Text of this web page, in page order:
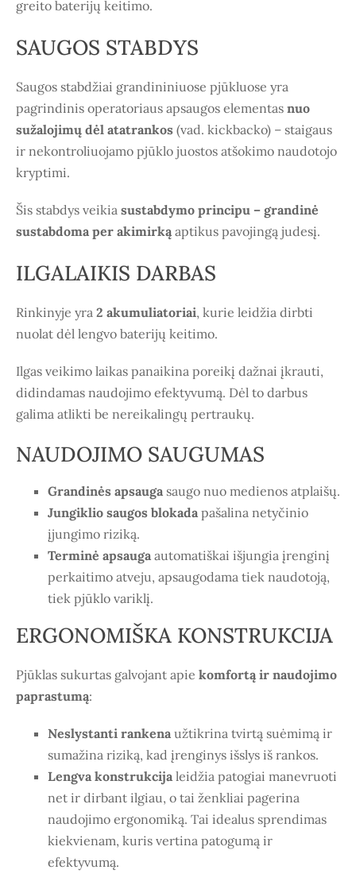
greito baterijų keitimo.
SAUGOS STABDYS
Saugos stabdžiai grandininiuose pjūkluose yra
pagrindinis operatoriaus apsaugos elementas nuo
sužalojimų dėl atatrankos (vad. kickbacko) – staigaus
ir nekontroliuojamo pjūklo juostos atšokimo naudotojo
kryptimi.
Šis stabdys veikia sustabdymo principu – grandinė
sustabdoma per akimirką aptikus pavojingą judesį.
ILGALAIKIS DARBAS
Rinkinyje yra 2 akumuliatoriai, kurie leidžia dirbti
nuolat dėl lengvo baterijų keitimo.
Ilgas veikimo laikas panaikina poreikį dažnai įkrauti,
didindamas naudojimo efektyvumą. Dėl to darbus
galima atlikti be nereikalingų pertraukų.
NAUDOJIMO SAUGUMAS
Grandinės apsauga saugo nuo medienos atplaišų.
Jungiklio saugos blokada pašalina netyčinio
įjungimo riziką.
Terminė apsauga automatiškai išjungia įrenginį
perkaitimo atveju, apsaugodama tiek naudotoją,
tiek pjūklo variklį.
ERGONOMIŠKA KONSTRUKCIJA
Pjūklas sukurtas galvojant apie komfortą ir naudojimo
paprastumą:
Neslystanti rankena užtikrina tvirtą suėmimą ir
sumažina riziką, kad įrenginys išslys iš rankos.
Lengva konstrukcija leidžia patogiai manevruoti
net ir dirbant ilgiau, o tai ženkliai pagerina
naudojimo ergonomiką. Tai idealus sprendimas
kiekvienam, kuris vertina patogumą ir
efektyvumą.